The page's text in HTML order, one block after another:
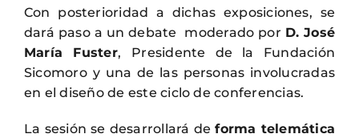
Con posterioridad a dichas exposiciones, se
dará paso a un debate moderado por D. José
María Fuster,
Presidente de la Fundación
Sicomoro y una de las personas involucradas
en el diseño de este ciclo de conferencias.
La sesión se desarrollará deforma telemática